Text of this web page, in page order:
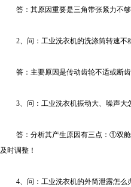
答：其原因重要是三角带张紧力不够
2、问：工业洗衣机的洗涤筒转速不
答：主要原因是传动齿轮不适或断齿
3、问：工业洗衣机振动大、噪声大
答：分析其产生原因有三点：①双舱
及时调整！
4、问：工业洗衣机的外筒泄露怎么